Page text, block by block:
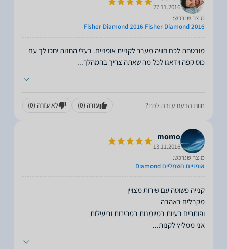
27.11.2016
מוצר שנרכש:
Fisher Diamond 2016 Fisher Diamond 2016
מובטחת לכם חוויה מעבר לקניית אופניים. בעלי החנות יחכו לך עם
כוס קפה וידאגו לכל מה שאתה צריך בהמהלך...
חוות הדעת עזרה לכם? עזרה (0) לא עזרה (0)
momo
13.11.2016
מוצר שנרכש:
אופניים חשמליים Diamond
אני ממליץ לקנות...